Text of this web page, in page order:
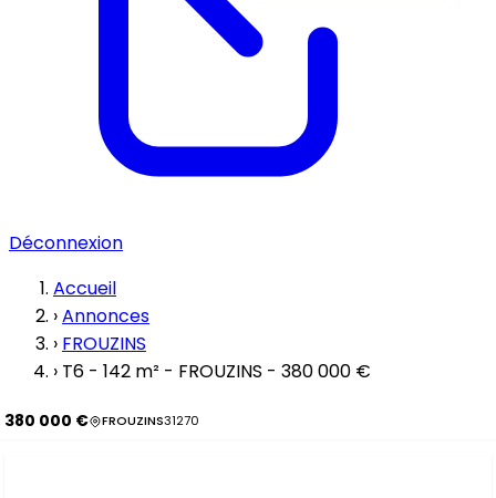
Déconnexion
Accueil
›Annonces
› FROUZINS
› T6 - 142 m² - FROUZINS - 380 000 €
380 000 € FROUZINS31270